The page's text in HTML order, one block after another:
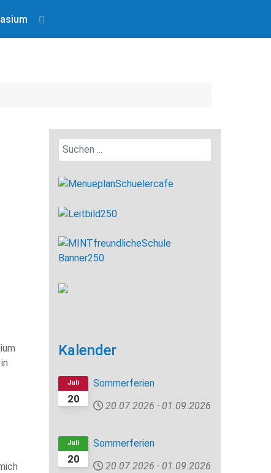
Kalender
20
Juli
Sommerferien
20.07.2026 - 01.09.2026
20
Juli
Sommerferien
20.07.2026 - 01.09.2026